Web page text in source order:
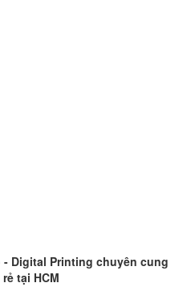
- Digital Printing chuyên cung
tại HCM